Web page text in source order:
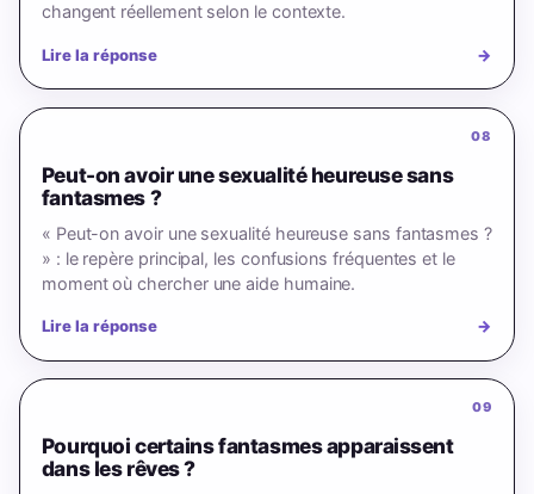
changent réellement selon le contexte.
Lire la réponse →
08
Peut-on avoir une sexualité heureuse sans
fantasmes ?
« Peut-on avoir une sexualité heureuse sans fantasmes ?
» : le repère principal, les confusions fréquentes et le
moment où chercher une aide humaine.
Lire la réponse →
09
Pourquoi certains fantasmes apparaissent
dans les rêves ?